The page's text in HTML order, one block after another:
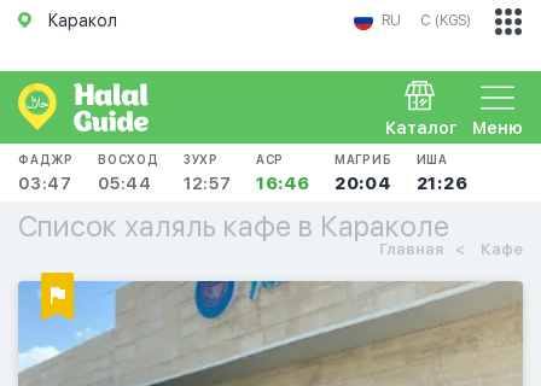
Каракол RU С (KGS)
Меню
Каталог
ФАДЖР
03:47
ВОСХОД
05:44
ЗУХР
12:57
АСР
16:46
МАГРИБ
20:04
ИША
21:26
Список халяль кафе в Караколе
Главная Кафе